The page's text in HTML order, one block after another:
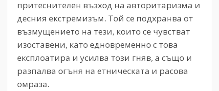
притеснителен възход на авторитаризма и
десния екстремизъм. Той се подхранва от
възмущението на тези, които се чувстват
изоставени, като едновременно с това
експлоатира и усилва този гняв, а също и
разпалва огъня на етническата и расова
омраза.